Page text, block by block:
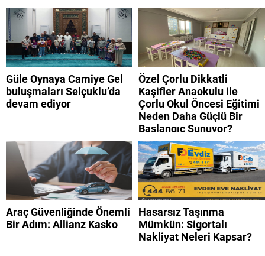
Güle Oynaya Camiye Gel
buluşmaları Selçuklu’da
devam ediyor
Özel Çorlu Dikkatli
Kaşifler Anaokulu ile
Çorlu Okul Öncesi Eğitimi
Neden Daha Güçlü Bir
Başlangıç Sunuyor?
Araç Güvenliğinde Önemli
Bir Adım: Allianz Kasko
Hasarsız Taşınma
Mümkün: Sigortalı
Nakliyat Neleri Kapsar?